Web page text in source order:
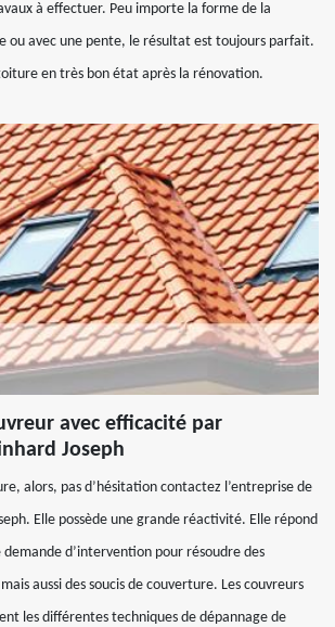
à effectuer. Peu importe la forme de la
ou avec une pente, le résultat est toujours parfait.
en très bon état après la rénovation.
avec efficacité par
Joseph
alors, pas d’hésitation contactez l’entreprise de
Elle possède une grande réactivité. Elle répond
d’intervention pour résoudre des
aussi des soucis de couverture. Les couvreurs
les différentes techniques de dépannage de